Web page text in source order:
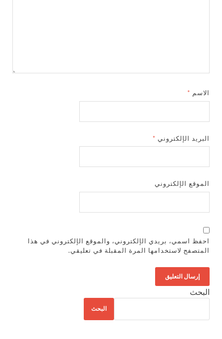
الاسم *
البريد الإلكتروني *
الموقع الإلكتروني
احفظ اسمي، بريدي الإلكتروني، والموقع الإلكتروني في هذا
المتصفح لاستخدامها المرة المقبلة في تعليقي.
البحث
البحث